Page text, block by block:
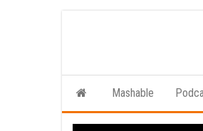
inhoud
Mashable